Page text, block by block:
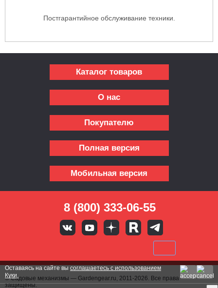
Постгарантийное обслуживание техники.
Каталог товаров
О нас
Покупателю
Полная версия
Мобильная версия
8 (800) 333-06-55
© Садовые механизмы — Gardengear.ru, 2011-2026. Все права
защищены.
Оставаясь на сайте вы соглашаетесь с использованием
Куки.